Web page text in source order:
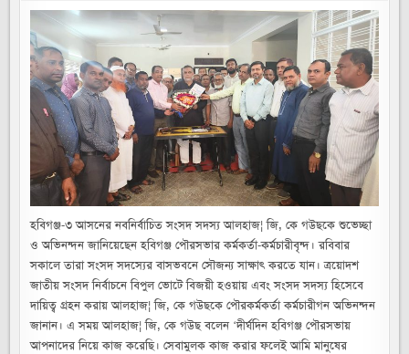
আসনের
নবনির্বাচিত
সংসদ
সদস্য
আলহাজ¦
জি,
কে
গউছকে
শুভেচ্ছা
ওঅভিনন্দন
জানিয়েছেন
হবিগঞ্জ
পৌরসভার
কর্মকর্তা-
কর্মচারীবৃন্দ
হবিগঞ্জ-৩ আসনের নবনির্বাচিত সংসদ সদস্য আলহাজ¦ জি, কে গউছকে শুভেচ্ছা
ও অভিনন্দন জানিয়েছেন হবিগঞ্জ পৌরসভার কর্মকর্তা-কর্মচারীবৃন্দ। রবিবার
সকালে তারা সংসদ সদস্যের বাসভবনে সৌজন্য সাক্ষাৎ করতে যান। ত্রয়োদশ
জাতীয় সংসদ নির্বাচনে বিপুল ভোটে বিজয়ী হওয়ায় এবং সংসদ সদস্য হিসেবে
দায়িত্ব গ্রহন করায় আলহাজ¦ জি, কে গউছকে পৌরকর্মকর্তা কর্মচারীগন অভিনন্দন
জানান। এ সময় আলহাজ¦ জি, কে গউছ বলেন ‘দীর্ঘদিন হবিগঞ্জ পৌরসভায়
আপনাদের নিয়ে কাজ করেছি। সেবামুলক কাজ করার ফলেই আমি মানুষের